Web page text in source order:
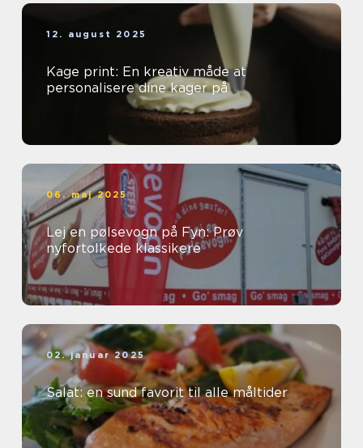
12. august 2025
Kage print: En kreativ måde at
personalisere dine kager på
06. maj 2025
Lej en pølsevogn på Fyn: Prøv
nyfortolkede klassikere
02. januar 2025
Salat: en sund favorit til alle måltider